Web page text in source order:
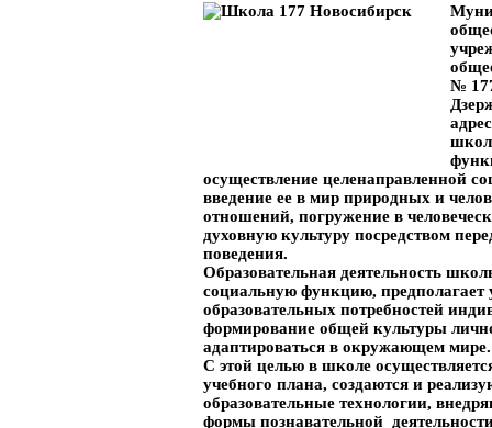
№
осуществление целенаправленной
введение ее в мир природных и
отношений, погружение в
духовную культуру посредством
поведения.
Образовательная деятельность
социальную функцию, предполагает
образовательных потребностей
формирование общей культуры
адаптироваться в окружающем мире.
С этой целью в школе
учебного плана, создаются и
образовательные технологии,
формы познавательной